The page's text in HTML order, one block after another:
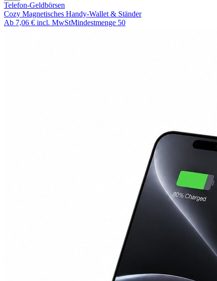
Telefon-Geldbörsen
Cozy Magnetisches Handy-Wallet & Ständer
Ab 7,06 € incl. MwStMindestmenge 50